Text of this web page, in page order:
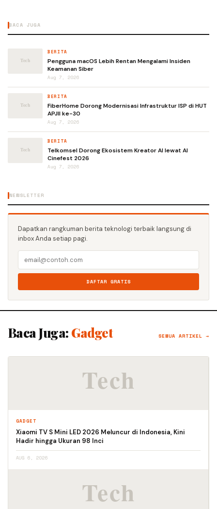
BACA JUGA
BERITA
Pengguna macOS Lebih Rentan Mengalami Insiden
Keamanan Siber
Aug 7, 2026
BERITA
FiberHome Dorong Modernisasi Infrastruktur ISP di HUT
APJII ke-30
Aug 7, 2026
BERITA
Telkomsel Dorong Ekosistem Kreator AI lewat AI
Cinefest 2026
Aug 7, 2026
NEWSLETTER
Dapatkan rangkuman berita teknologi terbaik langsung di
inbox Anda setiap pagi.
DAFTAR GRATIS
Baca Juga: Gadget SEMUA ARTIKEL →
GADGET
Xiaomi TV S Mini LED 2026 Meluncur di Indonesia, Kini
Hadir hingga Ukuran 98 Inci
AUG 6, 2026